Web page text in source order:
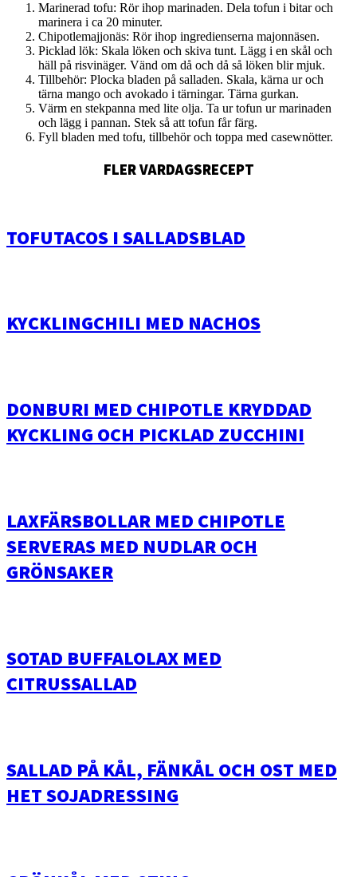
Marinerad tofu: Rör ihop marinaden. Dela tofun i bitar och
marinera i ca 20 minuter.
Chipotlemajjonäs: Rör ihop ingredienserna majonnäsen.
Picklad lök: Skala löken och skiva tunt. Lägg i en skål och
häll på risvinäger. Vänd om då och då så löken blir mjuk.
Tillbehör: Plocka bladen på salladen. Skala, kärna ur och
tärna mango och avokado i tärningar. Tärna gurkan.
Värm en stekpanna med lite olja. Ta ur tofun ur marinaden
och lägg i pannan. Stek så att tofun får färg.
Fyll bladen med tofu, tillbehör och toppa med casewnötter.
FLER VARDAGSRECEPT
TOFUTACOS I SALLADSBLAD
KYCKLINGCHILI MED NACHOS
DONBURI MED CHIPOTLE KRYDDAD
KYCKLING OCH PICKLAD ZUCCHINI
LAXFÄRSBOLLAR MED CHIPOTLE
SERVERAS MED NUDLAR OCH
GRÖNSAKER
SOTAD BUFFALOLAX MED
CITRUSSALLAD
SALLAD PÅ KÅL, FÄNKÅL OCH OST MED
HET SOJADRESSING